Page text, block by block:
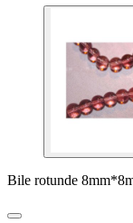
Bile rotunde